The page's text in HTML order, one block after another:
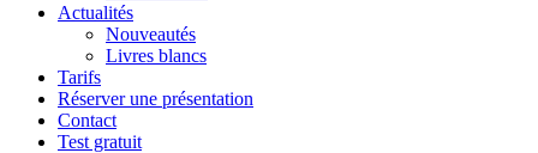
Actualités
Nouveautés
Livres blancs
Tarifs
Réserver une présentation
Contact
Test gratuit